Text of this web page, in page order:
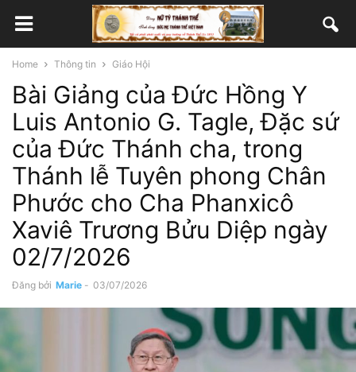
Home Thông tin Giáo Hội
Bài Giảng của Đức Hồng Y
Luis Antonio G. Tagle, Đặc sứ
của Đức Thánh cha, trong
Thánh lễ Tuyên phong Chân
Phước cho Cha Phanxicô
Xaviê Trương Bửu Diệp ngày
02/7/2026
Đăng bởi Marie - 03/07/2026